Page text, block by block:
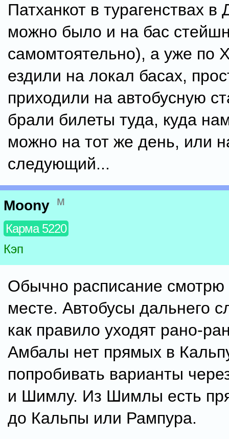
Патханкот в турагенствах в
можно было и на бас
самомтоятельно), а уже по
ездили на локал басах,
приходили на автобусную
брали билеты туда, куда
можно на тот же день, или
следующий...
Moony м
Карма 5220
Кэп
Обычно расписание смотрю
месте. Автобусы дальнего
как правило уходят рано-
Амбалы нет прямых в
попробивать варианты
и Шимлу. Из Шимлы есть
до Кальпы или Рампура.